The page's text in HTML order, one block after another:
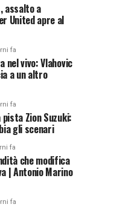
assalto a
United apre al
fa
nel vivo: Vlahovic
a un altro
fa
Zion Suzuki:
gli scenari
fa
che modifica
| Antonio Marino
fa